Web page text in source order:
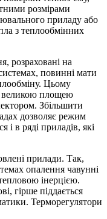
розмірами
приладу або
з теплообмінних
розраховані на
повинні мати
Цьому
великою площею
Збільшити
дозволяє режим
і в ряді приладів, які
прилади. Так,
опалення чавунні
інерцією.
гірше піддається
Терморегулятори